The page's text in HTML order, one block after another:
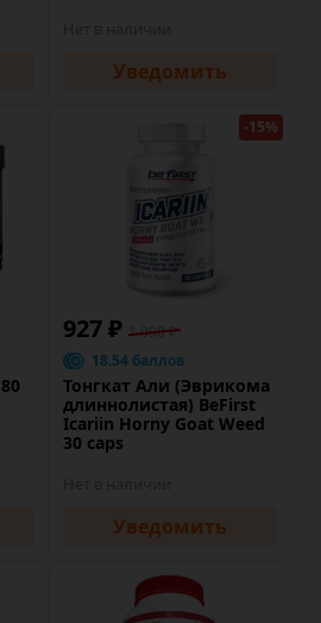
Уведомить
-15%
927 ₽ 1 090 ₽
18.54 баллов
Тонгкат Али (Эврикома
длиннолистая) BeFirst
Icariin Horny Goat Weed
30 caps
Уведомить